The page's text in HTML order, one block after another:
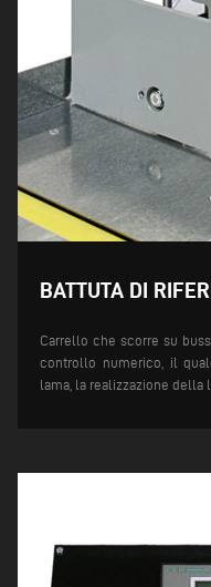
BATTUTA DI
Carrello che scorre su
controllo numerico, il
lama, la realizzazione della